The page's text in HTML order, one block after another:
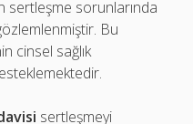
sertleşme sorunlarında
Bu
cinsel sağlık
sertleşmeyi